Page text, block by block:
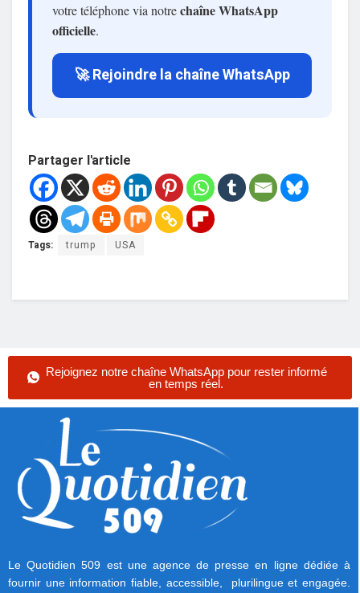
votre téléphone via notrechaîne WhatsApp
officielle.
🚀 Rejoindre la chaîne WhatsApp
Partager l'article
Tags: trump USA
Rejoignez notre chaîne WhatsApp pour rester informé
en temps réel.
Le Quotidien 509 est une agence de presse en ligne dédiée à
fournir une information fiable, accessible, plurilingue et engagée.